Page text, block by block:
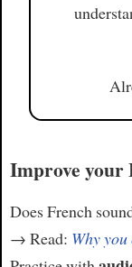
Improve your
Does French
→ Read: Why